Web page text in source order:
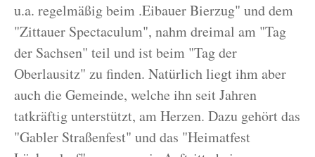
u.a. regelmäßig beim .Eibauer Bierzug" und dem
"Zittauer Spectaculum", nahm dreimal am "Tag
der Sachsen" teil und ist beim "Tag der
Oberlausitz" zu finden. Natürlich liegt ihm aber
auch die Gemeinde, welche ihn seit Jahren
tatkräftig unterstützt, am Herzen. Dazu gehört das
"Gabler Straßenfest" und das "Heimatfest